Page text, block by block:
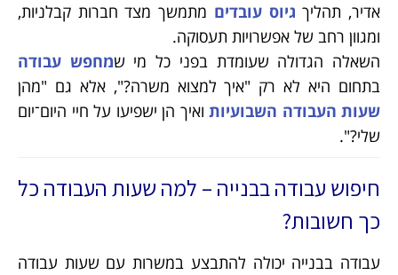
אדיר, תהליך גיוס עובדים מתמשך מצד חברות קבלניות,
ומגוון רחב של אפשרויות תעסוקה.
השאלה הגדולה שעומדת בפני כל מי שמחפש עבודה
בתחום היא לא רק "איך למצוא משרה?", אלא גם "מהן
שעות העבודה השבועיות ואיך הן ישפיעו על חיי היום־יום
שלי?".
חיפוש עבודה בבנייה – למה שעות העבודה כל
כך חשובות?
עבודה בבנייה יכולה להתבצע במשרות עם שעות עבודה